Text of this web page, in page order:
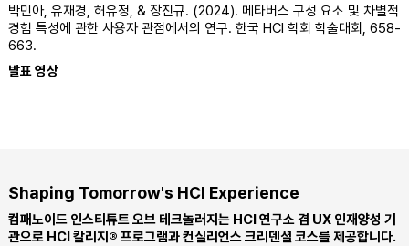
박민아, 유재경, 허유정, & 장진규. (2024). 메타버스 구성 요소 및 차별적
경험 특성에 관한 사용자 관점에서의 연구. 한국 HCI 학회 학술대회, 658-
663.
발표 영상
Shaping Tomorrow's HCI Experience
컴패노이드 인스티튜트 오브 테크놀러지는 HCI 연구소 겸 UX 인재양성 기
관으로 HCI 칼리지® 프로그램과 컨실리언스 크리덴셜 코스를 제공합니다.